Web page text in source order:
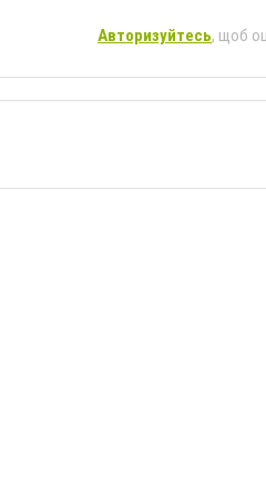
Авторизуйтесь, щоб